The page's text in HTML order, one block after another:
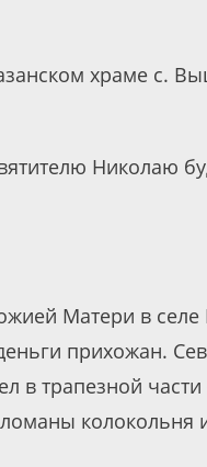
храме с.
Николаю
Матери в
прихожан.
в трапезной части
колокольня